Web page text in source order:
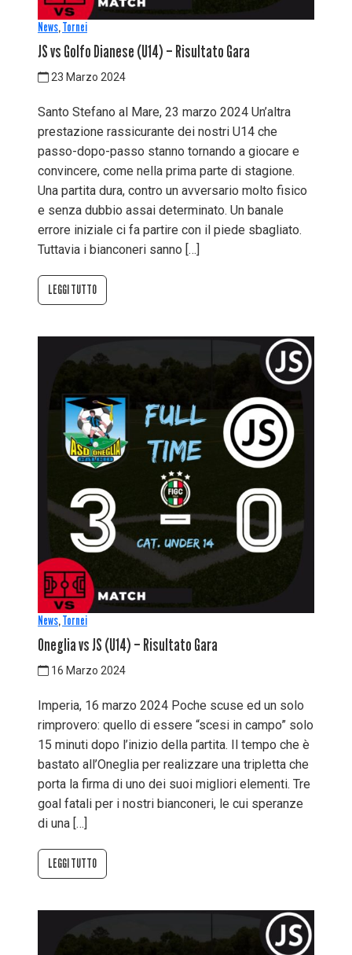
News,Tornei
JS vs Golfo Dianese (U14) – Risultato Gara
23 Marzo 2024
Santo Stefano al Mare, 23 marzo 2024 Un’altra
prestazione rassicurante dei nostri U14 che
passo-dopo-passo stanno tornando a giocare e
convincere, come nella prima parte di stagione.
Una partita dura, contro un avversario molto fisico
e senza dubbio assai determinato. Un banale
errore iniziale ci fa partire con il piede sbagliato.
Tuttavia i bianconeri sanno […]
LEGGI TUTTO
News,Tornei
Oneglia vs JS (U14) – Risultato Gara
16 Marzo 2024
Imperia, 16 marzo 2024 Poche scuse ed un solo
rimprovero: quello di essere “scesi in campo” solo
15 minuti dopo l’inizio della partita. Il tempo che è
bastato all’Oneglia per realizzare una tripletta che
porta la firma di uno dei suoi migliori elementi. Tre
goal fatali per i nostri bianconeri, le cui speranze
di una […]
LEGGI TUTTO